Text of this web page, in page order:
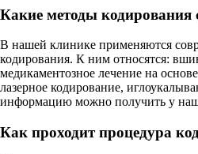
Какие методы кодирования
В нашей клинике применяются
кодирования. К ним относятся:
медикаментозное лечение на
лазерное кодирование,
информацию можно получить у
Как проходит процедура